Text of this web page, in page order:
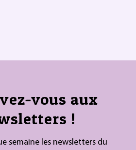
vous aux
!
semaine les newsletters du